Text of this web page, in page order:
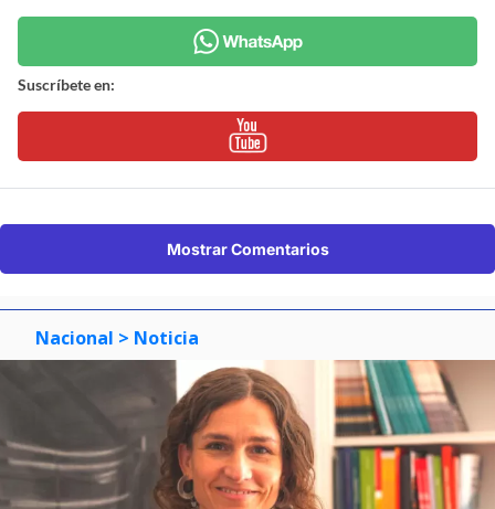
Suscríbete en:
Mostrar Comentarios
Nacional > Noticia